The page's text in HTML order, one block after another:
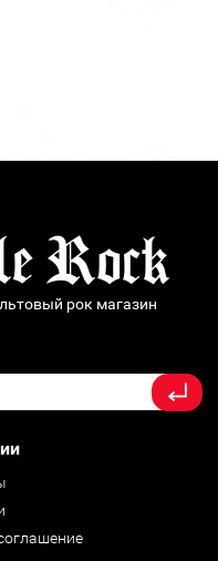
рок магазин